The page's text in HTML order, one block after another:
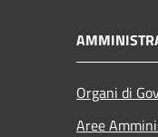
Organi di
Aree